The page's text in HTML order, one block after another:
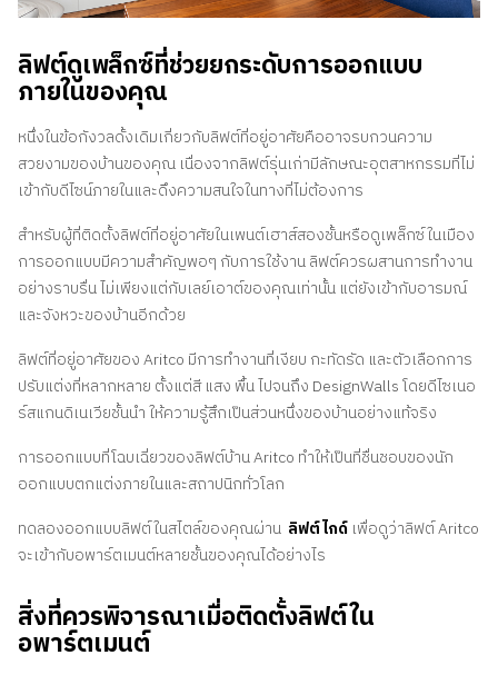
ลิฟต์ดูเพล็กซ์ที่ช่วยยกระดับการออกแบบ
ภายในของคุณ
หนึ่งในข้อกังวลดั้งเดิมเกี่ยวกับลิฟต์ที่อยู่อาศัยคืออาจรบกวนความ
สวยงามของบ้านของคุณ เนื่องจากลิฟต์รุ่นเก่ามีลักษณะอุตสาหกรรมที่ไม่
เข้ากับดีไซน์ภายในและดึงความสนใจในทางที่ไม่ต้องการ
สําหรับผู้ที่ติดตั้งลิฟต์ที่อยู่อาศัยในเพนต์เฮาส์สองชั้นหรือดูเพล็กซ์ในเมือง
การออกแบบมีความสําคัญพอๆ กับการใช้งาน ลิฟต์ควรผสานการทํางาน
อย่างราบรื่น ไม่เพียงแต่กับเลย์เอาต์ของคุณเท่านั้น แต่ยังเข้ากับอารมณ์
และจังหวะของบ้านอีกด้วย
ลิฟต์ที่อยู่อาศัยของ Aritco มีการทํางานที่เงียบ กะทัดรัด และตัวเลือกการ
ปรับแต่งที่หลากหลาย ตั้งแต่สี แสง พื้น ไปจนถึง DesignWalls โดยดีไซเนอ
ร์สแกนดิเนเวียชั้นนำ ให้ความรู้สึกเป็นส่วนหนึ่งของบ้านอย่างแท้จริง
การออกแบบที่โฉบเฉี่ยวของลิฟต์บ้าน Aritco ทําให้เป็นที่ชื่นชอบของนัก
ออกแบบตกแต่งภายในและสถาปนิกทั่วโลก
ทดลองออกแบบลิฟต์ในสไตล์ของคุณผ่าน ลิฟต์ไกด์ เพื่อดูว่าลิฟต์ Aritco
จะเข้ากับอพาร์ตเมนต์หลายชั้นของคุณได้อย่างไร
สิ่งที่ควรพิจารณาเมื่อติดตั้งลิฟต์ใน
อพาร์ตเมนต์